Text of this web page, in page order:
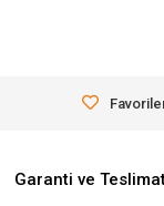
Garanti ve